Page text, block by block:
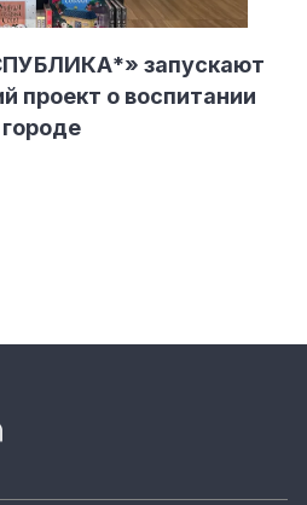
запускают
проект о воспитании